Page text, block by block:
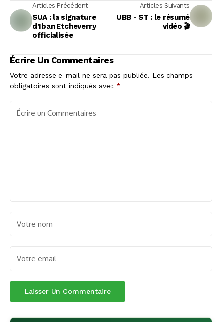
Articles Précédent
SUA : la signature
d'Iban Etcheverry
officialisée
Articles Suivants
UBB - ST : le résumé
vidéo 🎬
Écrire Un Commentaires
Votre adresse e-mail ne sera pas publiée. Les champs
obligatoires sont indiqués avec *